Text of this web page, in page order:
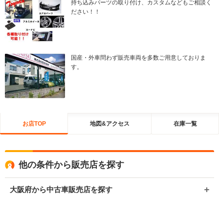
持ち込みパーツの取り付け、カスタムなどもご相談く
ださい！！
国産・外車問わず販売車両を多数ご用意しておりま
す。
お店TOP 地図&アクセス 在庫一覧
他の条件から販売店を探す
大阪府から中古車販売店を探す